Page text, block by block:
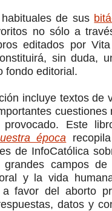
de sus
no sólo a
editados por
sin duda,
fondo editorial.
incluye textos de
cuestiones
Este
época
de InfoCatólica
campos de
y la vida
favor del aborto
datos y